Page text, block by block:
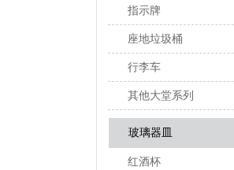
指示牌
座地垃圾桶
行李车
其他大堂系列
玻璃器皿
红酒杯